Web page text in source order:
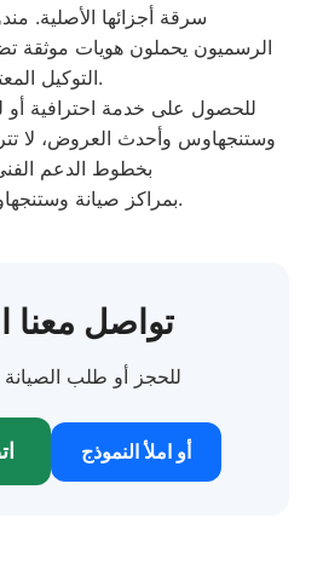
سرقة أجزائها الأصلية.
التوكيل المعتمد.
للحصول على خدمة احترافية
وستنجهاوس وأحدث العروض، لا
بخطوط الدعم
بمراكز صيانة وستنجهاوس المعادي.
📞 تواصل معنا
للحجز أو طلب الصيانة
أو املأ النموذج